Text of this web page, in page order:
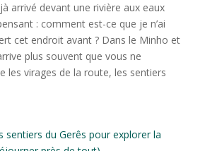
arrivé devant une rivière aux eaux
: comment est-ce que je n’ai
cet endroit avant ? Dans le Minho et
plus souvent que vous ne
les virages de la route, les sentiers